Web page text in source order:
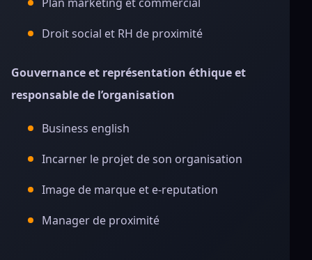
Droit social et RH de proximité
Gouvernance et représentation éthique et
responsable de l’organisation
Business english
Incarner le projet de son organisation
Image de marque et e-reputation
Manager de proximité